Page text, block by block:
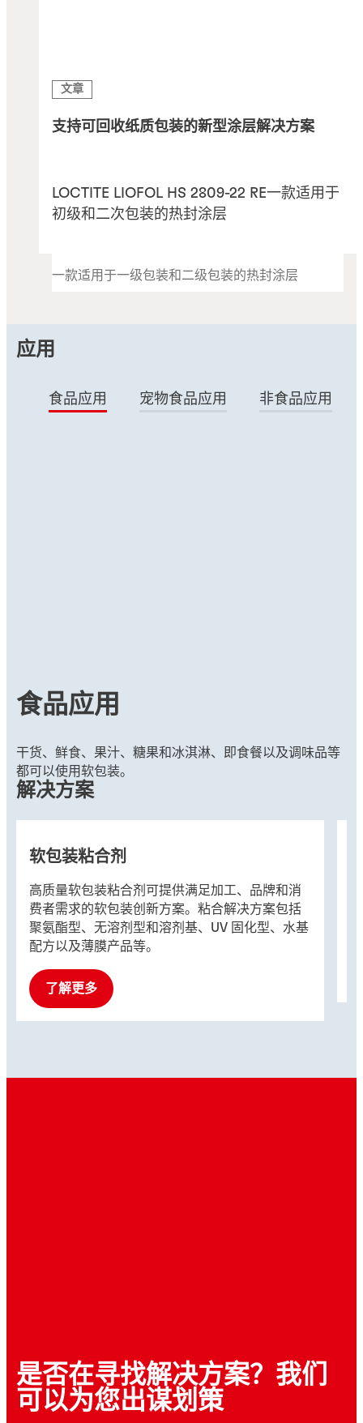
文章
支持可回收纸质⁣​包装的新型涂层⁣解决方案
LOCTITE LIOFOL HS 2809-22 RE​一款适用于
初级和二次包装的热封涂层
一款适用于一级包装和二级包装的热封涂层
应用
食品应用 宠物食品应用 非食品应用
食品应用
干货、鲜食、果汁、糖果和冰淇淋、即食餐以及调味品等
都可以使用软包装。
解决方案
软包装粘合剂
高质量软包装粘合剂可提供满足加工、品牌和消
费者需求的软包装创新方案。粘合解决方案包括
聚氨酯型、无溶剂型和溶剂基、UV 固化型、水基
配方以及薄膜产品等。
了解更多
是否在寻找解决方案？我们
可以为您出谋划策